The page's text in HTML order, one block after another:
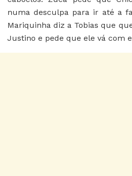
numa desculpa para ir até a
Mariquinha diz a Tobias que
Justino e pede que ele vá com